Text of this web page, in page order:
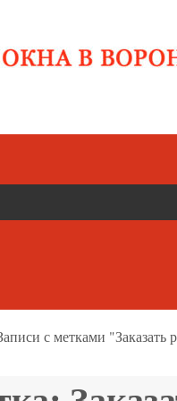
с метками "Заказать